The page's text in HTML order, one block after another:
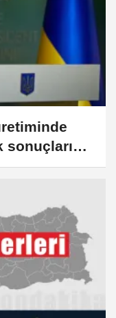
sonuçları